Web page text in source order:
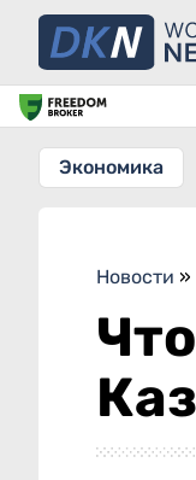
Экономика
Новости »